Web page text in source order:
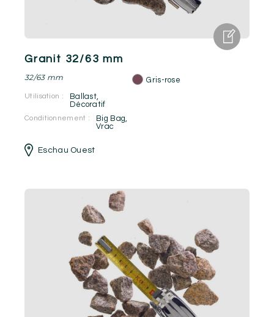
Granit 32/63 mm
32/63 mm Gris-rose
Utilisation : Ballast,
Décoratif
Conditionnement : Big Bag,
Vrac
Eschau Ouest